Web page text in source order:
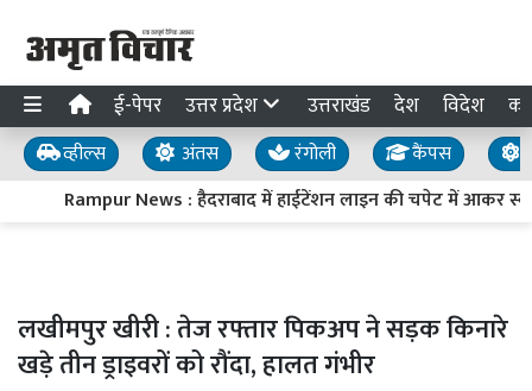
ई-पेपर उत्तर प्रदेश उत्तराखंड देश विदेश
व्हील्स अंतस रंगोली कैंपस
Rampur News : हैदराबाद में हाईटेंशन लाइन की चपेट में आकर
लखीमपुर खीरी : तेज रफ्तार पिकअप ने सड़क किनारे
खड़े तीन ड्राइवरों को रौंदा, हालत गंभीर